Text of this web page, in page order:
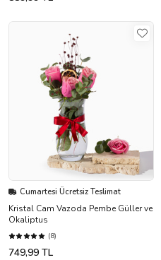
Cumartesi Ücretsiz Teslimat
Kristal Cam Vazoda Pembe Güller ve
Okaliptus
(8)
749,99 TL